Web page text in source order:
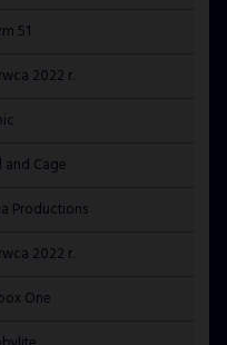
51
2022 r.
and Cage
Productions
2022 r.
One